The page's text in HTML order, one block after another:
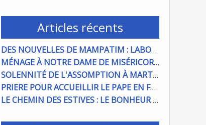
Articles récents
DES NOUVELLES DE MAMPATIM : LABOUR DU CHAMP PAROISSIAL
MÉNAGE À NOTRE DAME DE MISÉRICORDE : ON COMPTE SUR VOUS !
SOLENNITÉ DE L'ASSOMPTION À MARTIGUES ET PORT DE BOUC
PRIERE POUR ACCUEILLIR LE PAPE EN FRANCE
LE CHEMIN DES ESTIVES : LE BONHEUR À PORTÉE DE MAIN